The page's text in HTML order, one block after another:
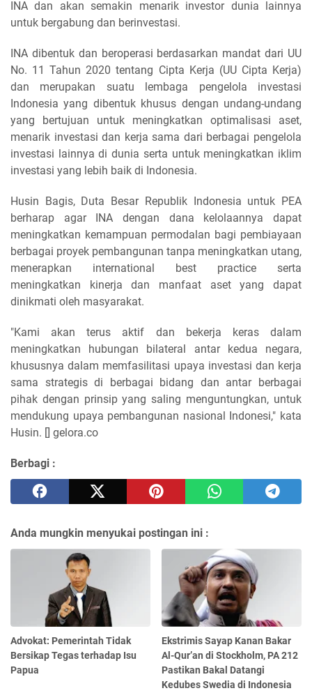
INA dan akan semakin menarik investor dunia lainnya
untuk bergabung dan berinvestasi.
INA dibentuk dan beroperasi berdasarkan mandat dari UU
No. 11 Tahun 2020 tentang Cipta Kerja (UU Cipta Kerja)
dan merupakan suatu lembaga pengelola investasi
Indonesia yang dibentuk khusus dengan undang-undang
yang bertujuan untuk meningkatkan optimalisasi aset,
menarik investasi dan kerja sama dari berbagai pengelola
investasi lainnya di dunia serta untuk meningkatkan iklim
investasi yang lebih baik di Indonesia.
Husin Bagis, Duta Besar Republik Indonesia untuk PEA
berharap agar INA dengan dana kelolaannya dapat
meningkatkan kemampuan permodalan bagi pembiayaan
berbagai proyek pembangunan tanpa meningkatkan utang,
menerapkan international best practice serta
meningkatkan kinerja dan manfaat aset yang dapat
dinikmati oleh masyarakat.
"Kami akan terus aktif dan bekerja keras dalam
meningkatkan hubungan bilateral antar kedua negara,
khususnya dalam memfasilitasi upaya investasi dan kerja
sama strategis di berbagai bidang dan antar berbagai
pihak dengan prinsip yang saling menguntungkan, untuk
mendukung upaya pembangunan nasional Indonesi," kata
Husin. [] gelora.co
Berbagi :
Anda mungkin menyukai postingan ini :
Advokat: Pemerintah Tidak
Bersikap Tegas terhadap Isu
Papua
Ekstrimis Sayap Kanan Bakar
Al-Qur’an di Stockholm, PA 212
Pastikan Bakal Datangi
Kedubes Swedia di Indonesia